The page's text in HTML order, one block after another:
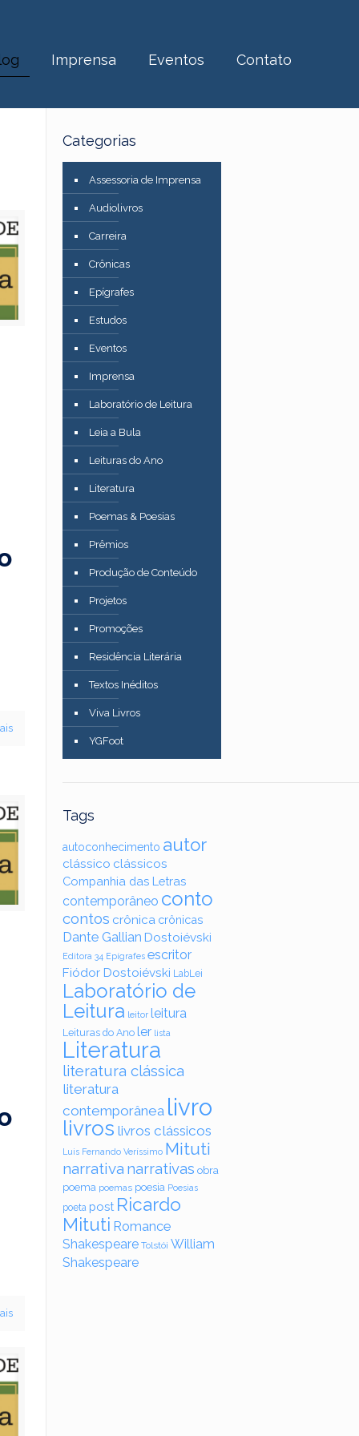
Imprensa Eventos Contato
Categorias
Assessoria de Imprensa
Audiolivros
Carreira
Crônicas
Epígrafes
Estudos
Eventos
Imprensa
Laboratório de Leitura
Leia a Bula
Leituras do Ano
Literatura
Poemas & Poesias
Prêmios
Produção de Conteúdo
Projetos
Promoções
Residência Literária
Textos Inéditos
Viva Livros
YGFoot
Tags
autoconhecimento autor
clássico clássicos
Companhia das Letras
contemporâneo conto
contos crônica crônicas
Dante Gallian Dostoiévski
Editora 34 Epígrafes escritor
Fiódor Dostoiévski LabLei
Laboratório de
Leitura leitor leitura
Leituras do Ano ler lista
Literatura
literatura clássica
literatura
contemporânea livro
livros livros clássicos
Luis Fernando Veríssimo Mituti
narrativa narrativas obra
poema poemas poesia Poesias
poeta post Ricardo
Mituti Romance
Shakespeare Tolstói William
Shakespeare